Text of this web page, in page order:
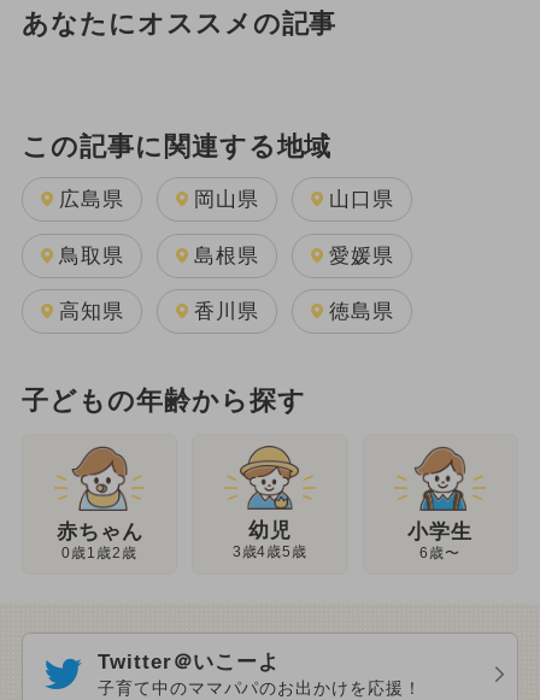
あなたにオススメの記事
この記事に関連する地域
広島県 岡山県 山口県
鳥取県 島根県 愛媛県
高知県 香川県 徳島県
子どもの年齢から探す
赤ちゃん
0歳1歳2歳
幼児
3歳4歳5歳
小学生
6歳〜
Twitter＠いこーよ
子育て中のママパパのお出かけを応援！